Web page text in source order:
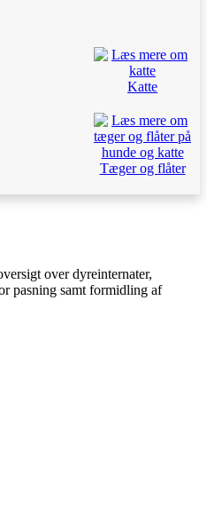
Katte
Tæger og flåter
over dyreinternater,
pasning samt formidling af